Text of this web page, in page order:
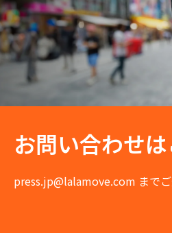
お問い合わせ
press.jp@lalamove.com まで